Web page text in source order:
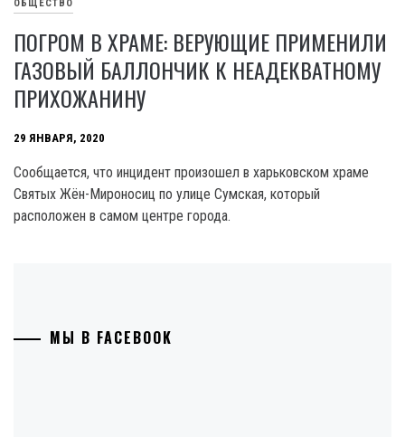
ОБЩЕСТВО
ПОГРОМ В ХРАМЕ: ВЕРУЮЩИЕ ПРИМЕНИЛИ
ГАЗОВЫЙ БАЛЛОНЧИК К НЕАДЕКВАТНОМУ
ПРИХОЖАНИНУ
29 ЯНВАРЯ, 2020
Сообщается, что инцидент произошел в харьковском храме
Святых Жён-Мироносиц по улице Сумская, который
расположен в самом центре города.
МЫ В FACEBOOK